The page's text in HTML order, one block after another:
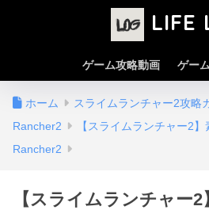
LIFE
ゲーム攻略動画 ゲーム
ホーム
スライムランチャー2攻略
Rancher2
【スライムランチャー2
Rancher2
【スライムランチャー